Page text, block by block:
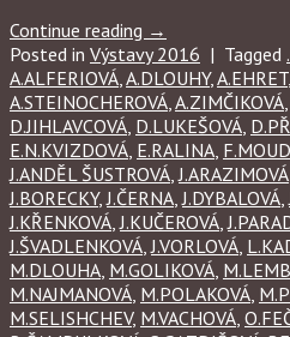
Continue reading →
Posted in Výstavy 2016 | Tagged
A.ALFERIOVÁ A.DLOUHY, A.EHRET,
A.STEINOCHEROVÁ A.ZIMČIKOVÁ
D.JIHLAVCOVÁ D.LUKEŠOVÁ
E.N.KVIZDOVÁ E.RALINA
J.ANDĚL ŠUSTROVÁ J.ARAZIMOVÁ
J.BORECKY, J.ČERNA J.DYBALOVÁ
J.KŘENKOVÁ J.KUČEROVÁ
J.ŠVADLENKOVÁ J.VORLOVÁ
M.DLOUHA M.GOLIKOVÁ
M.NAJMANOVÁ M.POLAKOVÁ
M.SELISHCHEV, M.VACHOVÁ